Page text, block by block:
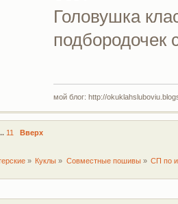
Головушка
мой блог: http://
11 Вверх
» Куклы » Совместные пошивы» СП по